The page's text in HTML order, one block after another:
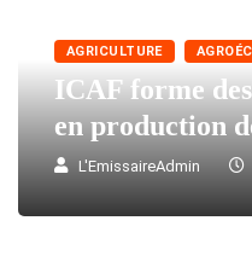
AGRICULTURE
ICAF forme
en production
L'EmissaireAdmin